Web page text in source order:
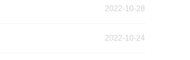
2022-10-28
2022-10-24